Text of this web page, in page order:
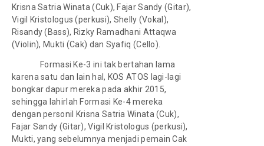
Krisna Satria Winata (Cuk), Fajar Sandy (Gitar),
Vigil Kristologus (perkusi), Shelly (Vokal),
Risandy (Bass), Rizky Ramadhani Attaqwa
(Violin), Mukti (Cak) dan Syafiq (Cello).
Formasi Ke-3 ini tak bertahan lama
karena satu dan lain hal, KOS ATOS lagi-lagi
bongkar dapur mereka pada akhir 2015,
sehingga lahirlah Formasi Ke-4 mereka
dengan personil Krisna Satria Winata (Cuk),
Fajar Sandy (Gitar), Vigil Kristologus (perkusi),
Mukti, yang sebelumnya menjadi pemain Cak